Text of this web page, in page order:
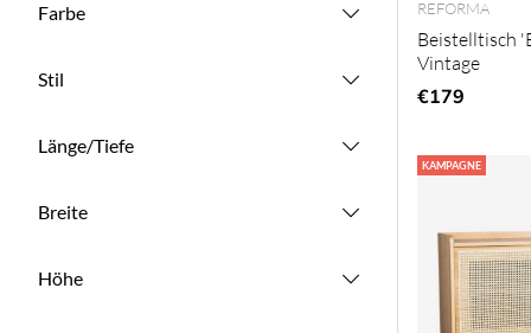
Farbe
Stil
Länge/Tiefe
Breite
Höhe
REFORMA
Beistelltisch
Vintage
€179
KAMPAGNE